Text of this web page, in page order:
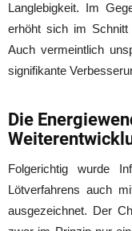
Langlebigkeit. Im
erhöht sich im
Auch vermeintlich
signifikante
Die
Folgerichtig wurde
Lötverfahrens auch
ausgezeichnet. Der